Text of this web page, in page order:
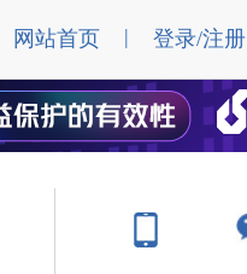
网站首页 | 登录/注册